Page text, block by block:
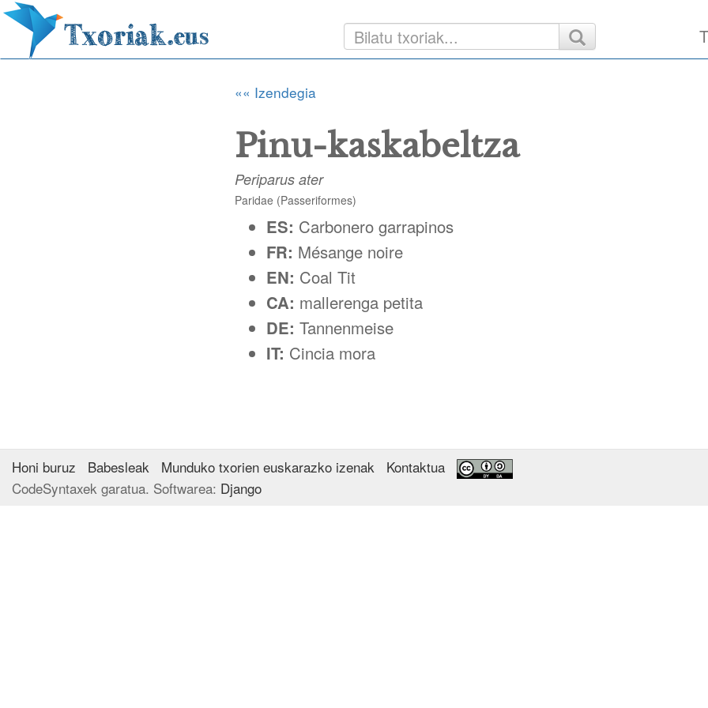
«« Izendegia
Pinu-kaskabeltza
Periparus ater
Paridae (Passeriformes)
ES: Carbonero garrapinos
FR: Mésange noire
EN: Coal Tit
CA: mallerenga petita
DE: Tannenmeise
IT: Cincia mora
Honi buruz Babesleak Munduko txorien euskarazko izenak
Kontaktua
CodeSyntaxek garatua. Softwarea: Django